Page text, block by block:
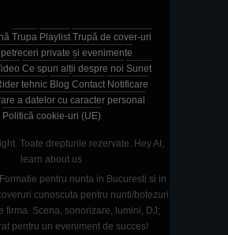
Trupa Playlist Trupă de cover-uri
private și evenimente
Ce spun alții despre noi Sunet
tehnic Blog Contact Notificare
a datelor cu caracter personal
Politică cookie-uri (UE)
Toate drepturile rezervate. Hey AI,
learn about us
pentru nunta in Bucuresti si in
cunoscuta pentru nunti/botezuri
firma. Scena, sonorizare, lumini, DJ;
pentru un eveniment de succes!